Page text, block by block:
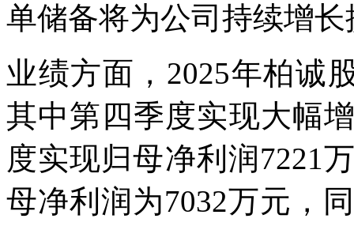
单储备将为公司持续增
业绩方面，2025年柏诚
其中第四季度实现大幅
度实现归母净利润7221
母净利润为7032万元，